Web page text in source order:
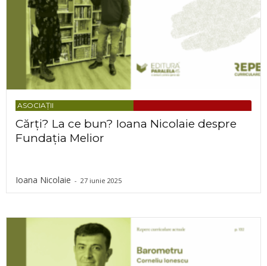
ASOCIAȚII
Cărți? La ce bun? Ioana Nicolaie despre
Fundația Melior
Ioana Nicolaie - 27 iunie 2025